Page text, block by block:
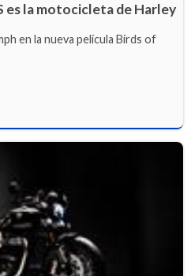
es la motocicleta de Harley
en la nueva película Birds of